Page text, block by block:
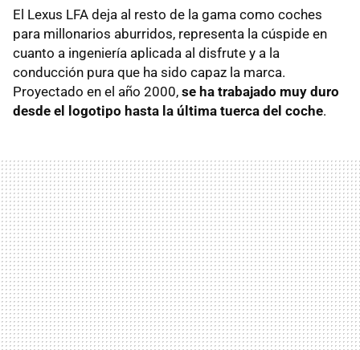
El Lexus LFA deja al resto de la gama como coches
para millonarios aburridos, representa la cúspide en
cuanto a ingeniería aplicada al disfrute y a la
conducción pura que ha sido capaz la marca.
Proyectado en el año 2000, se ha trabajado muy duro
desde el logotipo hasta la última tuerca del coche.